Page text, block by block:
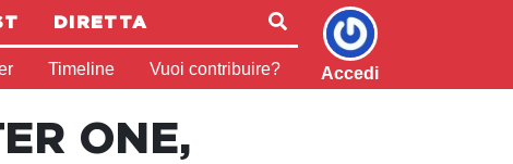
DIRETTA
Timeline Vuoi contribuire? Accedi
ONE,